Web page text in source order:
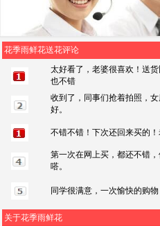
花季雨鲜花送花评论
太好看了，老婆很喜欢！送
也不错
收到了，同事们抢着拍照，
好。
不错不错！下次还回来买的！
第一次在网上买，都还不错
嗒。
同学很满意，一次愉快的购物
关于花季雨鲜花